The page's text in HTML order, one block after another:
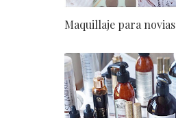
Maquillaje para novias